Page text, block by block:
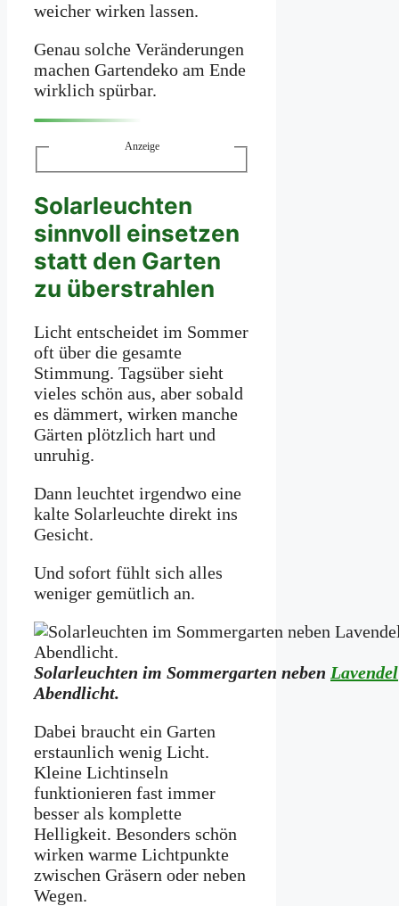
weicher wirken lassen.
Genau solche Veränderungen
machen Gartendeko am Ende
wirklich spürbar.
Anzeige
Solarleuchten
sinnvoll einsetzen
statt den Garten
zu überstrahlen
Licht entscheidet im Sommer
oft über die gesamte
Stimmung. Tagsüber sieht
vieles schön aus, aber sobald
es dämmert, wirken manche
Gärten plötzlich hart und
unruhig.
Dann leuchtet irgendwo eine
kalte Solarleuchte direkt ins
Gesicht.
Und sofort fühlt sich alles
weniger gemütlich an.
Solarleuchten im Sommergarten neben Lavendel
Abendlicht.
Dabei braucht ein Garten
erstaunlich wenig Licht.
Kleine Lichtinseln
funktionieren fast immer
besser als komplette
Helligkeit. Besonders schön
wirken warme Lichtpunkte
zwischen Gräsern oder neben
Wegen.